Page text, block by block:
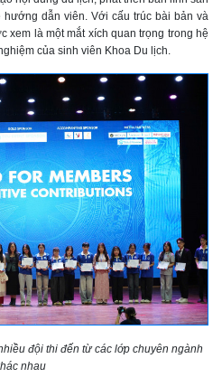
dẫn viên. Với cấu trúc bài bản và
xem là một mắt xích quan trọng trong hệ
của sinh viên Khoa Du lịch.
đội thi đến từ các lớp chuyên ngành
nhau